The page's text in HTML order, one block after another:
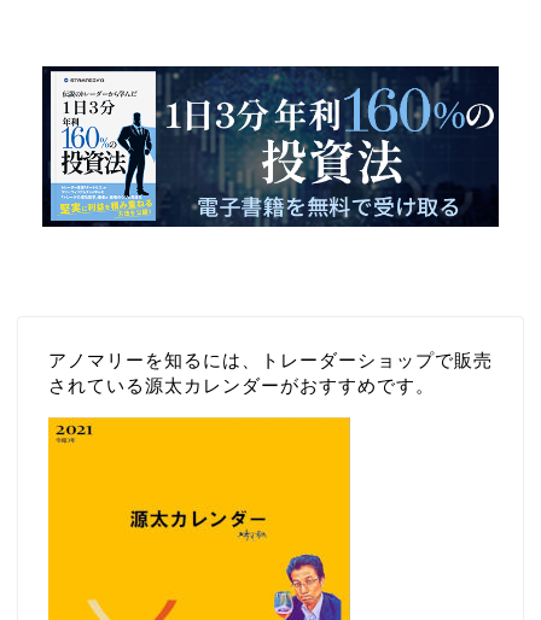
アノマリーを知るには、トレーダーショップで販売
されている源太カレンダーがおすすめです。